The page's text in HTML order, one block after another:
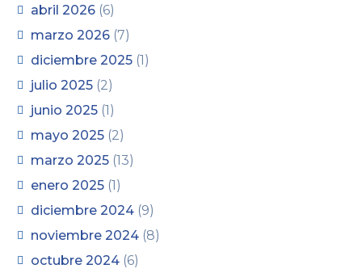
abril 2026 (6)
marzo 2026 (7)
diciembre 2025 (1)
julio 2025 (2)
junio 2025 (1)
mayo 2025 (2)
marzo 2025 (13)
enero 2025 (1)
diciembre 2024 (9)
noviembre 2024 (8)
octubre 2024 (6)